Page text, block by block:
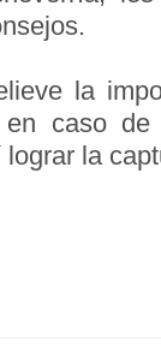
la
caso
la